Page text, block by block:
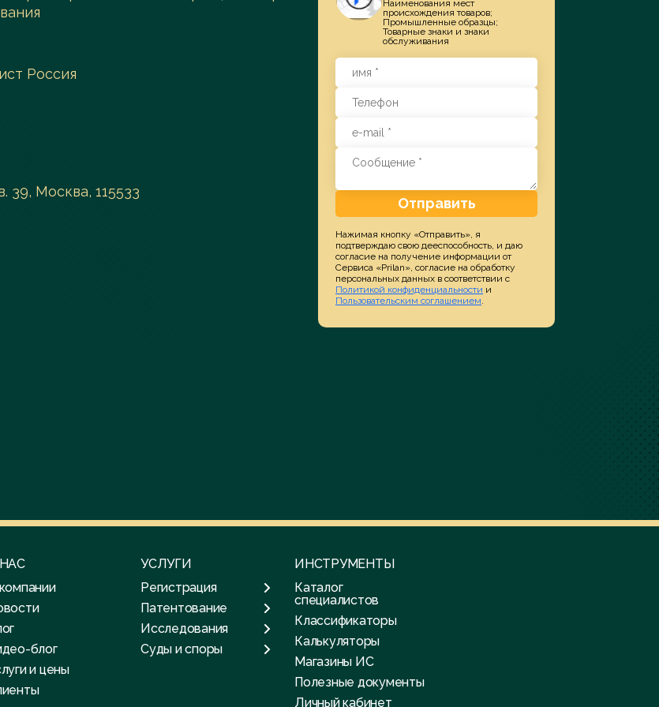
Заказать услугу
Россия
39, Москва, 115533
Наименования мест
происхождения товаров;
Промышленные образцы;
Товарные знаки и знаки
обслуживания
Отправить
Нажимая кнопку «Отправить», я
подтверждаю свою дееспособность, и даю
согласие на получение информации от
Сервиса «Prilan», согласие на обработку
персональных данных в соответствии с
Политикой конфиденциальности и
Пользовательским соглашением.
блог
и цены
УСЛУГИ
Регистрация
Патентование
Исследования
Суды и споры
ИНСТРУМЕНТЫ
Каталог
специалистов
Классификаторы
Калькуляторы
Магазины ИС
Полезные документы
Личный кабинет